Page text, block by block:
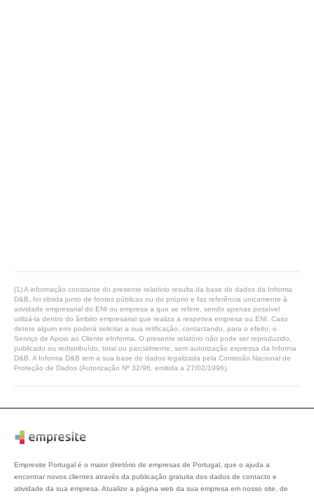
(1) A informação constante do presente relatório resulta da base de dados da Informa
D&B, foi obtida junto de fontes públicas ou do próprio e faz referência unicamente à
atividade empresarial do ENI ou empresa a que se refere, sendo apenas possível
utilizá-la dentro do âmbito empresarial que realiza a respetiva empresa ou ENI. Caso
detete algum erro poderá solicitar a sua retificação, contactando, para o efeito, o
Serviço de Apoio ao Cliente eInforma. O presente relatório não pode ser reproduzido,
publicado ou redistribuído, total ou parcialmente, sem autorização expressa da Informa
D&B. A Informa D&B tem a sua base de dados legalizada pela Comissão Nacional de
Proteção de Dados (Autorização Nº 32/96, emitida a 27/02/1996).
Empresite Portugal é o maior diretório de empresas de Portugal, que o ajuda a
encontrar novos clientes através da publicação gratuita dos dados de contacto e
atividade da sua empresa. Atualize a página web da sua empresa em nosso site, de